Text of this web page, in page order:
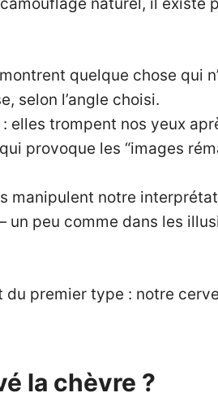
quelque chose qui
selon l’angle choisi.
: elles trompent nos yeux
provoque les “images
manipulent notre
peu comme dans les
du premier type : notre
la chèvre ?